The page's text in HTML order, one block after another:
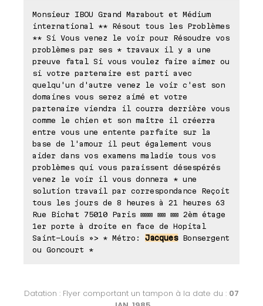
Monsieur IBOU Grand Marabout et Médium
international ** Résout tous les Problèmes
** Si Vous venez le voir pour Résoudre vos
problèmes par ses * travaux il y a une
preuve fatal Si vous voulez faire aimer ou
si votre partenaire est parti avec
quelqu'un d'autre venez le voir c'est son
domaines vous serez aimé et votre
partenaire viendra il courra derrière vous
comme le chien et son maître il créerra
entre vous une entente parfaite sur la
base de l'amour il peut également vous
aider dans vos examens maladie tous vos
problèmes qui vous paraissent désespérés
venez le voir il vous donnera * une
solution travail par correspondance Reçoit
tous les jours de 8 heures à 21 heures 63
Rue Bichat 75010 Paris ⊠⊠⊠ ⊠⊠ ⊠⊠ 2èm étage
1er porte à droite en face de Hopital
Saint-Louis »> * Métro: JacquesBonsergent
ou Goncourt *
Datation : Flyer comportant un tampon à la date du : 07